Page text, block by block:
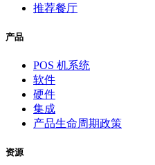
推荐餐厅
产品
POS 机系统
软件
硬件
集成
产品生命周期政策
资源